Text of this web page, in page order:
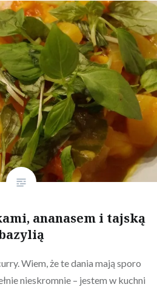
ananasem i tajską
Wiem, że te dania mają sporo
nieskromnie – jestem w kuchni